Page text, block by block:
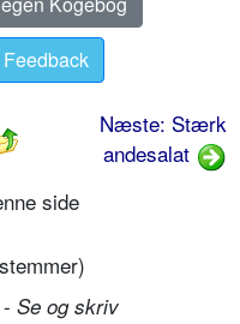
Feedback
Næste: Stærk
andesalat
side
stemmer)
Se og skriv